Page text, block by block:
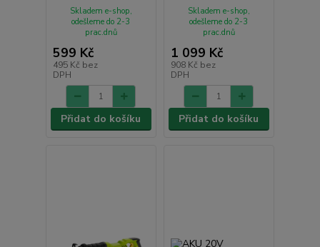
599 Kč
495 Kč bez
DPH
Skladem e-shop,
odešleme do 2-3
prac.dnů
Přidat do košíku
1 099 Kč
908 Kč bez
DPH
Skladem e-shop,
odešleme do 2-3
prac.dnů
Přidat do košíku